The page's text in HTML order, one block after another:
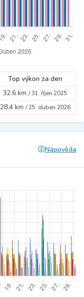
Top výkon za den
32.6 km /31. říjen 2025
28.4 km /25. duben 2026
Nápověda